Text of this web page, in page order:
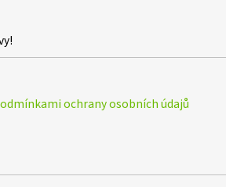
ochrany osobních údajů